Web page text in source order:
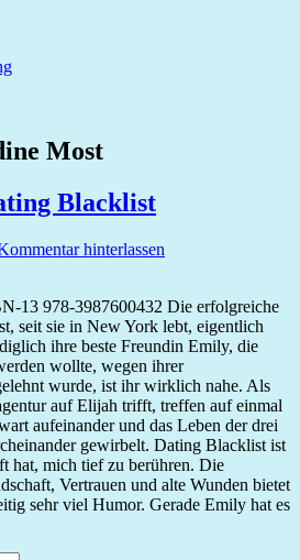
Most
Blacklist
hinterlassen
13 978-3987600432 Die erfolgreiche
seit sie in New York lebt, eigentlich
ihre beste Freundin Emily, die
wollte, wegen ihrer
wurde, ist ihr wirklich nahe. Als
auf Elijah trifft, treffen auf einmal
aufeinander und das Leben der drei
gewirbelt. Dating Blacklist ist
hat, mich tief zu berühren. Die
Vertrauen und alte Wunden bietet
sehr viel Humor. Gerade Emily hat es